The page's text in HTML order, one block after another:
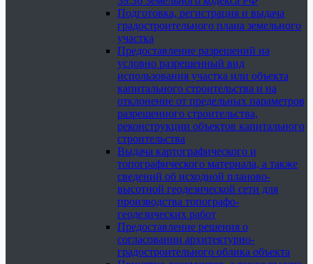
Подготовка, регистрация и выдача
градостроительного плана земельного
участка
Предоставление разрешений на
условно разрешенный вид
использования участка или объекта
капитального строительства и на
отклонение от предельных параметров
разрешенного строительства,
реконструкции объектов капитального
строительства
Выдача картографического и
топографического материала, а также
сведений об исходной планово-
высотной геодезической сети для
производства топографо-
геодезических работ
Предоставление решения о
согласовании архитектурно-
градостроительного облика объекта